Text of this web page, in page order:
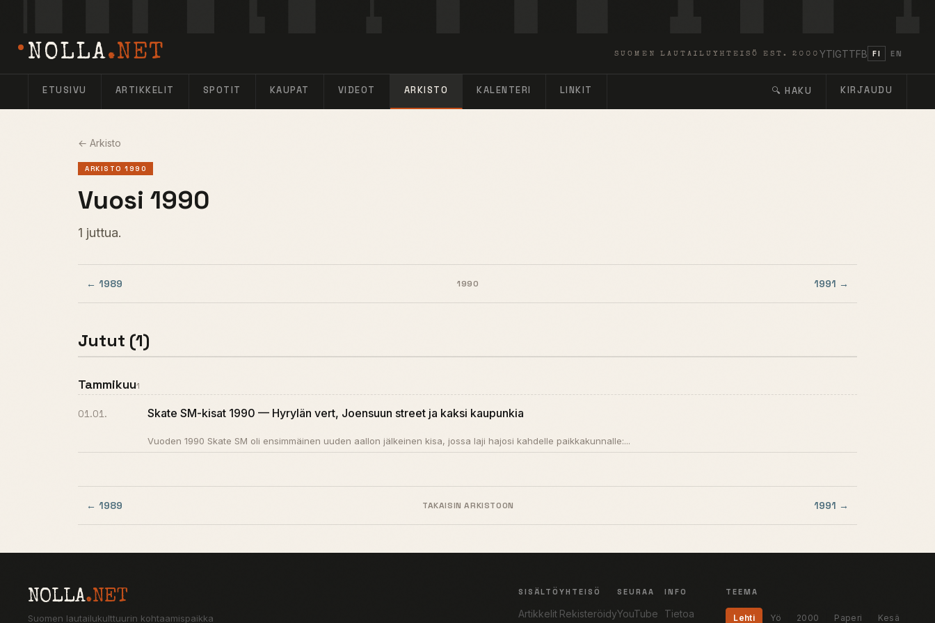
NOLLA.NET SUOMEN LAUTAILUYHTEISÖ EST. 2000 YTIGTTFB FI EN
ETUSIVU ARTIKKELIT SPOTIT KAUPAT VIDEOT ARKISTO KALENTERI LINKIT 🔍 HAKU KIRJAUDU
← Arkisto
ARKISTO 1990
Vuosi 1990
1 juttua.
← 1989 1990 1991 →
Jutut (1)
Tammikuu1
01.01. Skate SM-kisat 1990 — Hyrylän vert, Joensuun street ja kaksi kaupunkia
Vuoden 1990 Skate SM oli ensimmäinen uuden aallon jälkeinen kisa, jossa laji hajosi kahdelle paikka­kunnalle:...
← 1989 TAKAISIN ARKISTOON 1991 →
NOLLA.NET
Suomen lautailukulttuurin kohtaamispaikka
SISÄLTÖ
Artikkelit
YHTEISÖ
Rekisteröidy
SEURAA
YouTube
INFO
Tietoa
TEEMA
Lehti Yö 2000 Paperi Kesä